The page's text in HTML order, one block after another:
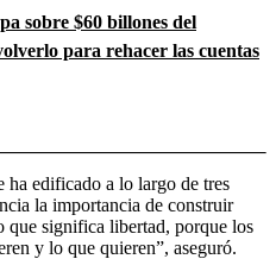
sobre $60 billones del
para rehacer las cuentas
ha edificado a lo largo de tres
la importancia de construir
que significa libertad, porque los
y lo que quieren”, aseguró.